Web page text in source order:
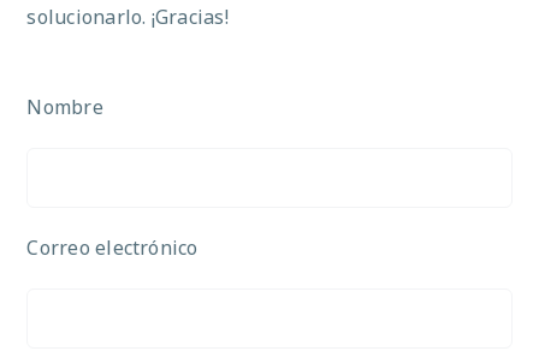
solucionarlo. ¡Gracias!
Nombre
Correo electrónico